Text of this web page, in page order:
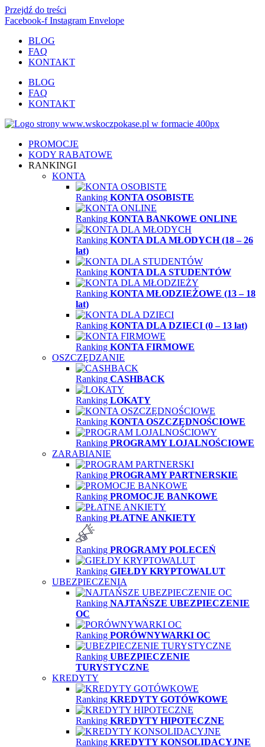
Przejdź do treści
Facebook-f Instagram Envelope
BLOG
FAQ
KONTAKT
BLOG
FAQ
KONTAKT
PROMOCJE
KODY RABATOWE
RANKINGI
KONTA
Ranking KONTA OSOBISTE
Ranking KONTA BANKOWE ONLINE
Ranking KONTA DLA MŁODYCH (18 – 26
lat)
Ranking KONTA DLA STUDENTÓW
Ranking KONTA MŁODZIEŻOWE (13 – 18
lat)
Ranking KONTA DLA DZIECI (0 – 13 lat)
Ranking KONTA FIRMOWE
OSZCZĘDZANIE
Ranking CASHBACK
Ranking LOKATY
Ranking KONTA OSZCZĘDNOŚCIOWE
Ranking PROGRAMY LOJALNOŚCIOWE
ZARABIANIE
Ranking PROGRAMY PARTNERSKIE
Ranking PROMOCJE BANKOWE
Ranking PŁATNE ANKIETY
Ranking PROGRAMY POLECEŃ
Ranking GIEŁDY KRYPTOWALUT
UBEZPIECZENIA
Ranking NAJTAŃSZE UBEZPIECZENIE
OC
Ranking PORÓWNYWARKI OC
Ranking UBEZPIECZENIE
TURYSTYCZNE
KREDYTY
Ranking KREDYTY GOTÓWKOWE
Ranking KREDYTY HIPOTECZNE
Ranking KREDYTY KONSOLIDACYJNE